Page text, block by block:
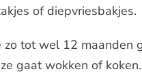
of diepvriesbakjes.
zo tot wel 12
gaat wokken of koken.